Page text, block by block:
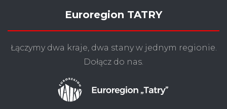
Euroregion TATRY
Łączymy dwa kraje, dwa stany w jednym regionie.
Dołącz do nas.